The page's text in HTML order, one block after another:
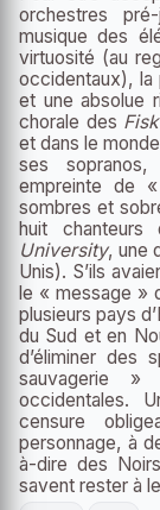
orchestres
musique des
virtuosité (au
occidentaux), la
et une absolue
chorale des
et dans le
ses
empreinte de
sombres et
huit
University, une
Unis). S’ils
le « message »
plusieurs pays
du Sud et en
d’éliminer des
sauvagerie »
occidentales.
censure
personnage, à
à-dire des
savent rester à